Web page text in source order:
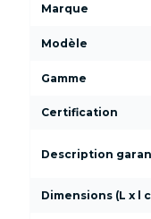
Marque
Modèle
Gamme
Certification
Description
Dimensions (L x l